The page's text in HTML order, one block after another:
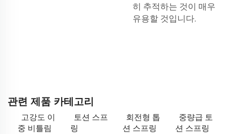
히 추적하는 것이 매우
유용할 것입니다.
관련 제품 카테고리
고강도 이
중 비틀림
토션 스프
링
회전형 톱
션 스프링
중량급 토
션 스프링